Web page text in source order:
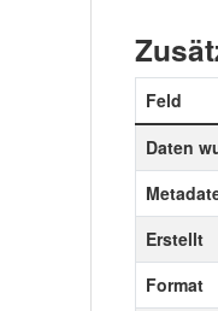
Feld
Daten
Erstellt
Format